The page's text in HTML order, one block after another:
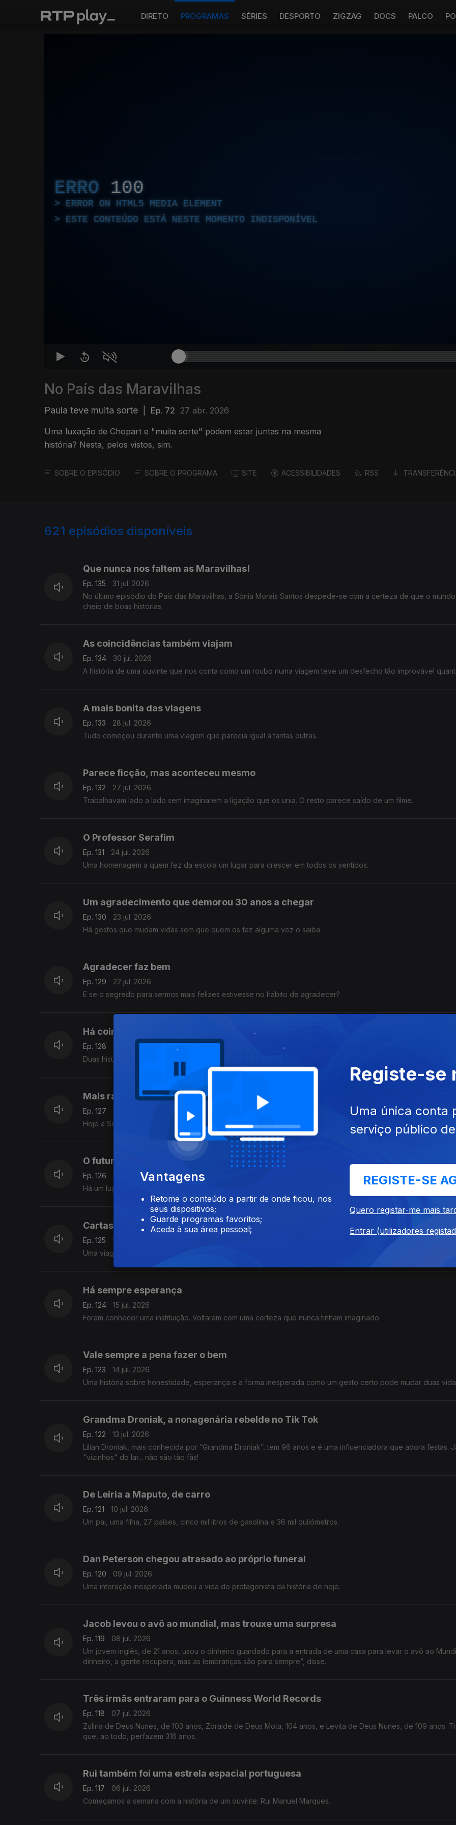
DIRETO PROGRAMAS SÉRIES DESPORTO ZIGZAG DOCS PALCO
ERRO 100
ERROR ON HTML5 MEDIA ELEMENT
ESTE CONTEÚDO ESTÁ NESTE MOMENTO INDISPONÍVEL
No País das Maravilhas
Paula teve muita sorte Ep. 72 27 abr. 2026
Uma luxação de Chopart e "muita sorte" podem estar juntas na mesma
história? Nesta, pelos vistos, sim.
SOBRE O EPISÓDIO SOBRE O PROGRAMA SITE ACESSIBILIDADES RSS
621 episódios disponíveis
Que nunca nos faltem as Maravilhas!
Ep. 135
31 jul. 2026
No último episódio do País das Maravilhas, a Sónia Morais Santos despede-se com a certeza de que o
cheio de boas histórias.
As coincidências também viajam
Ep. 134
30 jul. 2026
A história de uma ouvinte que nos conta como um roubo numa viagem teve um desfecho tão improvável
A mais bonita das viagens
Ep. 133
28 jul. 2026
Tudo começou durante uma viagem que parecia igual a tantas outras.
Parece ficção, mas aconteceu mesmo
Ep. 132
27 jul. 2026
Trabalhavam lado a lado sem imaginarem a ligação que os unia. O resto parece saído de um filme.
O Professor Serafim
Ep. 131
24 jul. 2026
Uma homenagem a quem fez da escola um lugar para crescer em todos os sentidos.
Um agradecimento que demorou 30 anos a chegar
Ep. 130
23 jul. 2026
Há gestos que mudam vidas sem que quem os faz alguma vez o saiba.
Agradecer faz bem
Ep. 129
22 jul. 2026
E se o segredo para sermos mais felizes estivesse no hábito de agradecer?
Há coincidências difíceis de esquecer
Ep. 128
21 jul. 2026
Duas histórias mostram que, às vezes, o amor encontra uma forma inesperada de recomeçar.
Mais rápido do que o medo
Ep. 127
Hoje a Sónia Morais Santos traz-nos a história de um menino que nunca deixou que lhe dissessem até onde
O futuro mora aqui
Ep. 126
17 jul. 2026
Há um lugar onde envelhecer significa ganhar liberdade, e não perdê-la.
Cartas de Longe
Ep. 125
16 jul. 2026
Uma viagem iniciada em 1912 continua a ligar duas famílias separadas por um oceano.
Há sempre esperança
Ep. 124
15 jul. 2026
Foram conhecer uma instituição. Voltaram com uma certeza que nunca tinham imaginado.
Vale sempre a pena fazer o bem
Ep. 123
14 jul. 2026
Uma história sobre honestidade, esperança e a forma inesperada como um gesto certo pode mudar duas
Grandma Droniak, a nonagenária rebelde no Tik Tok
Ep. 122
13 jul. 2026
Lilian Droniak, mais conhecida por “Grandma Droniak”, tem 96 anos e é uma influenciadora que adora festas.
"vizinhos" do lar... não são tão fãs!
De Leiria a Maputo, de carro
Ep. 121
10 jul. 2026
Um pai, uma filha, 27 países, cinco mil litros de gasolina e 36 mil quilómetros.
Dan Peterson chegou atrasado ao próprio funeral
Ep. 120
09 jul. 2026
Uma interação inesperada mudou a vida do protagonista da história de hoje.
Jacob levou o avô ao mundial, mas trouxe uma surpresa
Ep. 119
08 jul. 2026
Um jovem inglês, de 21 anos, usou o dinheiro guardado para a entrada de uma casa para levar o avô ao
dinheiro, a gente recupera, mas as lembranças são para sempre”, disse.
Três irmãs entraram para o Guinness World Records
Ep. 118
07 jul. 2026
Zulina de Deus Nunes, de 103 anos, Zoraide de Deus Mota, 104 anos, e Levita de Deus Nunes, de 109 anos.
que, ao todo, perfazem 316 anos.
Rui também foi uma estrela espacial portuguesa
Ep. 117
06 jul. 2026
Começamos a semana com a história de um ouvinte: Rui Manuel Marques.
Vantagens
Retome o conteúdo a partir de onde ficou, nos
seus dispositivos;
Guarde programas favoritos;
Aceda à sua área pessoal;
Registe-se
Uma única conta
serviço público
REGISTE-SE
Quero registar-me mais
Entrar (utilizadores